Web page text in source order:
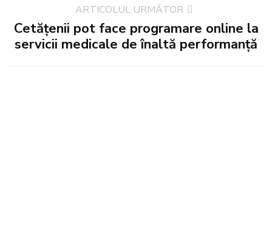
ARTICOLUL URMĂTOR
Cetățenii pot face programare online la
servicii medicale de înaltă performanţă